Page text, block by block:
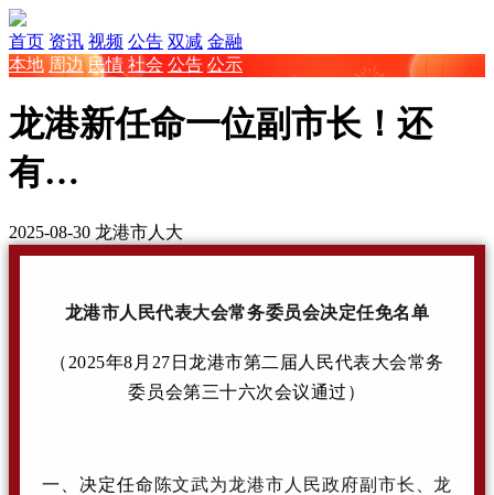
首页 资讯 视频 公告 双减 金融
本地 周边 民情 社会 公告 公示
龙港新任命一位副市长！还
有…
2025-08-30 龙港市人大
龙港市人民代表大会常务委员会决定任免名单
（2025年8月27日龙港市第二届人民代表大会常务
委员会第三十六次会议通过）
一、决定任命 陈文武为龙港市人民政府副市长、龙